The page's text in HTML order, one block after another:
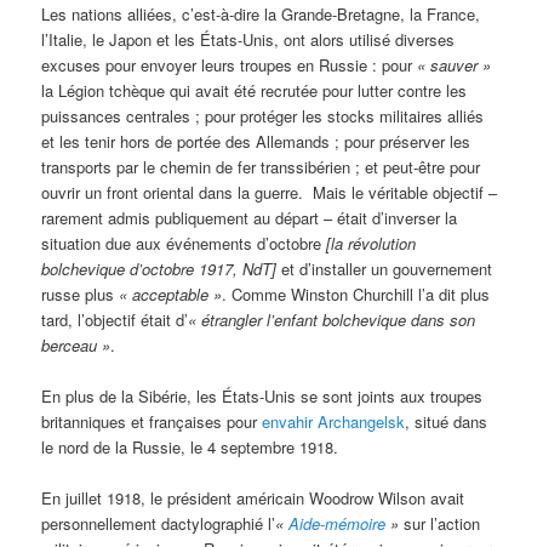
Les nations alliées, c’est-à-dire la Grande-Bretagne, la France,
l’Italie, le Japon et les États-Unis, ont alors utilisé diverses
excuses pour envoyer leurs troupes en Russie : pour «sauver »
la Légion tchèque qui avait été recrutée pour lutter contre les
puissances centrales ; pour protéger les stocks militaires alliés
et les tenir hors de portée des Allemands ; pour préserver les
transports par le chemin de fer transsibérien ; et peut-être pour
ouvrir un front oriental dans la guerre. Mais le véritable objectif –
rarement admis publiquement au départ – était d’inverser la
situation due aux événements d’octobre[la révolution
bolchevique d’octobre 1917, NdT] et d’installer un gouvernement
russe plus «acceptable ». Comme Winston Churchill l’a dit plus
tard, l’objectif était d’«étrangler l’enfant bolchevique dans son
berceau ».
En plus de la Sibérie, les États-Unis se sont joints aux troupes
britanniques et françaises pourenvahir Archangelsk, situé dans
le nord de la Russie, le 4 septembre 1918.
En juillet 1918, le président américain Woodrow Wilson avait
personnellement dactylographié l’« Aide-mémoire »sur l’action